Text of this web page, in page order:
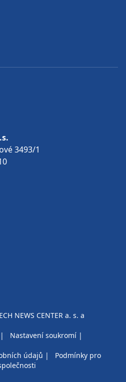
3493/1
NEWS CENTER a. s. a
| Nastavení soukromí |
údajů |
Podmínky pro